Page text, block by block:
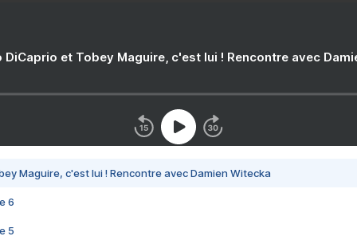
DiCaprio et Tobey Maguire, c'est lui ! Rencontre avec
Maguire, c'est lui ! Rencontre avec Damien Witecka
6
5